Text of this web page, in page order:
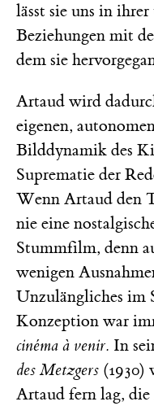
lässt sie uns in
Beziehungen mit
dem sie
Artaud wird
eigenen,
Bilddynamik des
Suprematie der
Wenn Artaud den
nie eine
Stummfilm, denn
wenigen
Unzulängliches im
Konzeption war
cinéma à venir. In
des Metzgers (1930)
Artaud fern lag,